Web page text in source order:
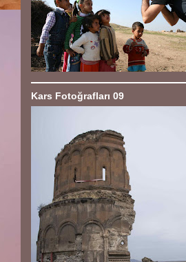
Kars Fotoğrafları 09